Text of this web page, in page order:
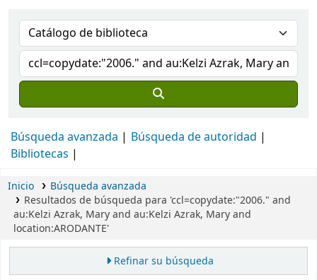
Búsqueda avanzada
Búsqueda de autoridad
Bibliotecas
Inicio
Búsqueda avanzada
Resultados de búsqueda para 'ccl=copydate:"2006." and
au:Kelzi Azrak, Mary and au:Kelzi Azrak, Mary and
location:ARODANTE'
Refinar su búsqueda